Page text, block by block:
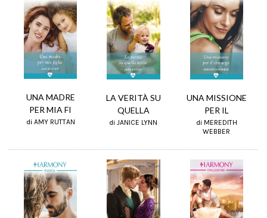
UNA MADRE
PER MIA FI
di AMY RUTTAN
LA VERITÀ SU
QUELLA
di JANICE LYNN
UNA MISSIONE
PER IL
di MEREDITH
WEBBER